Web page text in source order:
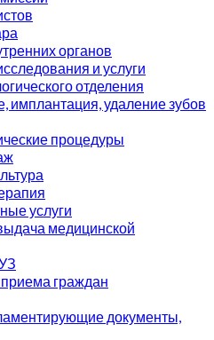
органов
и услуги
отделения
имплантация, удаление зубов
процедуры
услуги
медицинской
граждан
документы,